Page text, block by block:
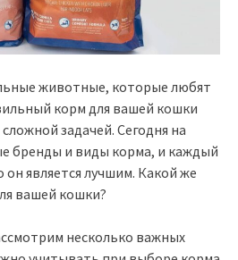
животные, которые любят
корм для вашей кошки
задачей. Сегодня на
бренды и виды корма, и каждый
он является лучшим. Какой же
вашей кошки?
несколько важных